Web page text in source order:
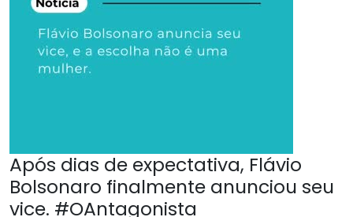
Após dias de expectativa, Flávio
Bolsonaro finalmente anunciou seu
vice. #OAntagonista